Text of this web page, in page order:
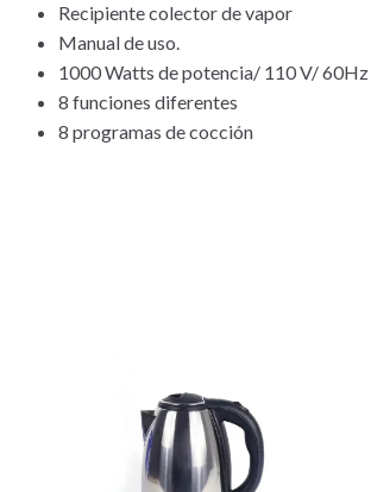
Recipiente colector de vapor
Manual de uso.
1000 Watts de potencia/ 110 V/ 60Hz
8 funciones diferentes
8 programas de cocción